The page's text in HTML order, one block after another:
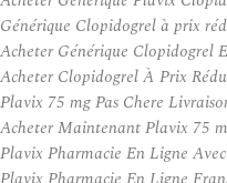
Générique Clopidogrel à prix
Acheter Générique Clopidogrel
Acheter Clopidogrel À Prix
Plavix 75 mg Pas Chere
Acheter Maintenant Plavix 75
Plavix Pharmacie En Ligne